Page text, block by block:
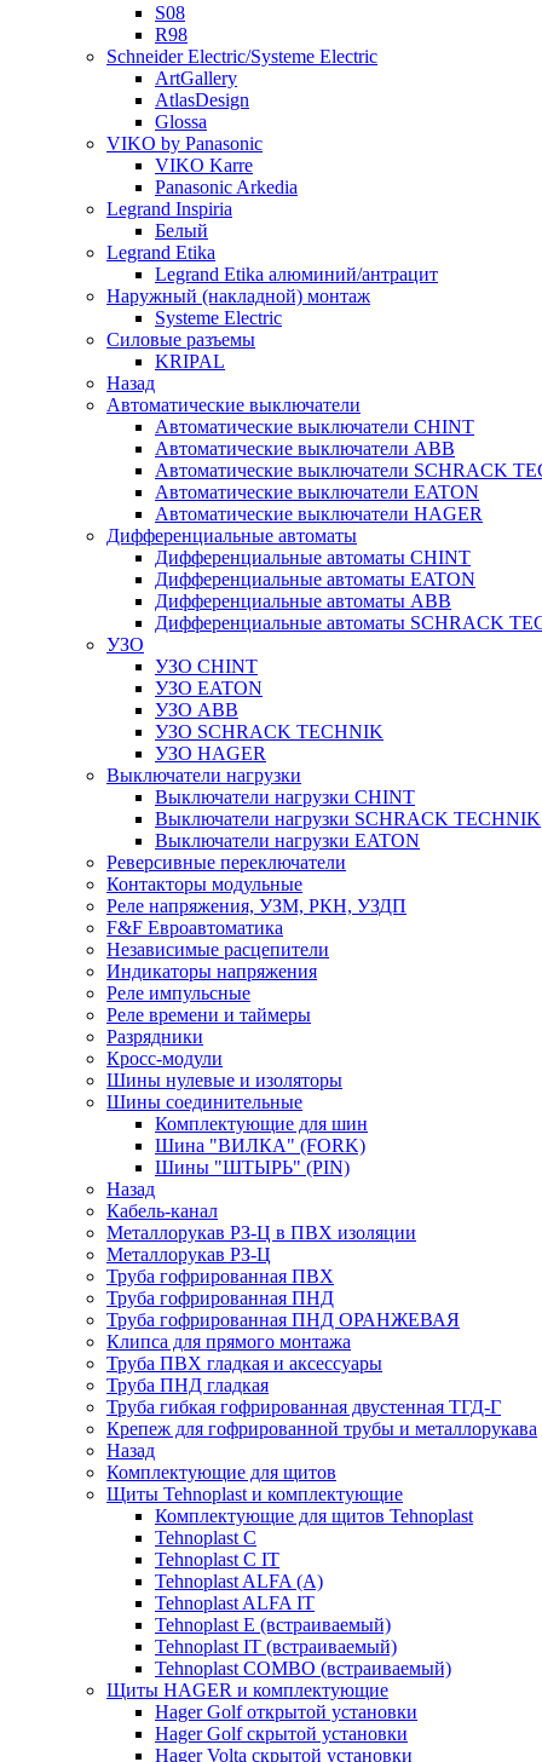
S08
R98
Schneider Electric/Systeme Electric
ArtGallery
AtlasDesign
Glossa
VIKO by Panasonic
VIKO Karre
Panasonic Arkedia
Legrand Inspiria
Белый
Legrand Etika
Legrand Etika алюминий/антрацит
Наружный (накладной) монтаж
Systeme Electric
Силовые разъемы
KRIPAL
Назад
Автоматические выключатели
Автоматические выключатели CHINT
Автоматические выключатели ABB
Автоматические выключатели SCHRACK
Автоматические выключатели EATON
Автоматические выключатели HAGER
Дифференциальные автоматы
Дифференциальные автоматы CHINT
Дифференциальные автоматы EATON
Дифференциальные автоматы ABB
Дифференциальные автоматы SCHRACK
УЗО
УЗО CHINT
УЗО EATON
УЗО ABB
УЗО SCHRACK TECHNIK
УЗО HAGER
Выключатели нагрузки
Выключатели нагрузки CHINT
Выключатели нагрузки SCHRACK TECHNIK
Выключатели нагрузки EATON
Реверсивные переключатели
Контакторы модульные
Реле напряжения, УЗМ, РКН, УЗДП
F&F Евроавтоматика
Независимые расцепители
Индикаторы напряжения
Реле импульсные
Реле времени и таймеры
Разрядники
Кросс-модули
Шины нулевые и изоляторы
Шины соединительные
Комплектующие для шин
Шина "ВИЛКА" (FORK)
Шины "ШТЫРЬ" (PIN)
Назад
Кабель-канал
Металлорукав РЗ-Ц в ПВХ изоляции
Металлорукав РЗ-Ц
Труба гофрированная ПВХ
Труба гофрированная ПНД
Труба гофрированная ПНД ОРАНЖЕВАЯ
Клипса для прямого монтажа
Труба ПВХ гладкая и аксессуары
Труба ПНД гладкая
Труба гибкая гофрированная двустенная ТГД-Г
Крепеж для гофрированной трубы и металлорукава
Назад
Комплектующие для щитов
Щиты Tehnoplast и комплектующие
Комплектующие для щитов Tehnoplast
Tehnoplast C
Tehnoplast C IT
Tehnoplast ALFA (А)
Tehnoplast ALFA IT
Tehnoplast E (встраиваемый)
Tehnoplast IT (встраиваемый)
Tehnoplast COMBO (встраиваемый)
Щиты HAGER и комплектующие
Hager Golf открытой установки
Hager Golf скрытой установки
Hager Volta скрытой установки